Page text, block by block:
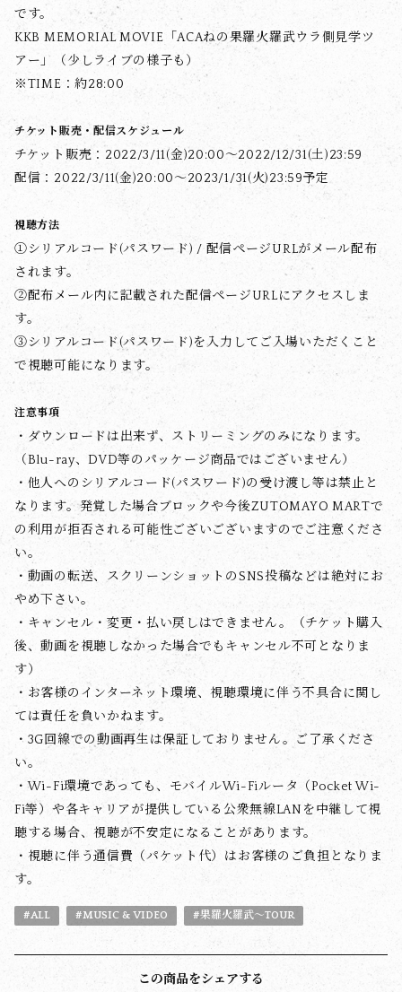
です。
KKB MEMORIAL MOVIE「ACAねの果羅火羅武ウラ側見学ツ
アー」（少しライブの様子も）
※TIME：約28:00
チケット販売・配信スケジュール
チケット販売：2022/3/11(金)20:00〜2022/12/31(土)23:59
配信：2022/3/11(金)20:00〜2023/1/31(火)23:59予定
視聴方法
①シリアルコード(パスワード) / 配信ページURLがメール配布
されます。
②配布メール内に記載された配信ページURLにアクセスしま
す。
③シリアルコード(パスワード)を入力してご入場いただくこと
で視聴可能になります。
注意事項
・ダウンロードは出来ず、ストリーミングのみになります。
（Blu-ray、DVD等のパッケージ商品ではございません）
・他人へのシリアルコード(パスワード)の受け渡し等は禁止と
なります。発覚した場合ブロックや今後ZUTOMAYO MARTで
の利用が拒否される可能性ございございますのでご注意くださ
い。
・動画の転送、スクリーンショットのSNS投稿などは絶対にお
やめ下さい。
・キャンセル・変更・払い戻しはできません。（チケット購入
後、動画を視聴しなかった場合でもキャンセル不可となりま
す）
・お客様のインターネット環境、視聴環境に伴う不具合に関し
ては責任を負いかねます。
・3G回線での動画再生は保証しておりません。ご了承くださ
い。
・Wi-Fi環境であっても、モバイルWi-Fiルータ（Pocket Wi-
Fi等）や各キャリアが提供している公衆無線LANを中継して視
聴する場合、視聴が不安定になることがあります。
・視聴に伴う通信費（パケット代）はお客様のご負担となりま
す。
#ALL #MUSIC & VIDEO #果羅火羅武〜TOUR
この商品をシェアする